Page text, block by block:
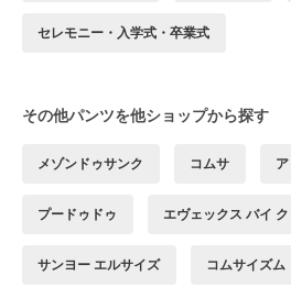
セレモニー・入学式・卒業式
その他パンツを他ショップから探す
メゾンドゥサンク コムサ
プードゥドゥ エヴェックス バイ
サンヨー エルサイズ コムサイズム